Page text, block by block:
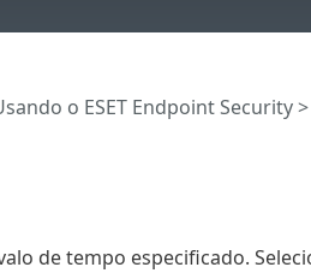
o ESET Endpoint Security>
de tempo especificado.